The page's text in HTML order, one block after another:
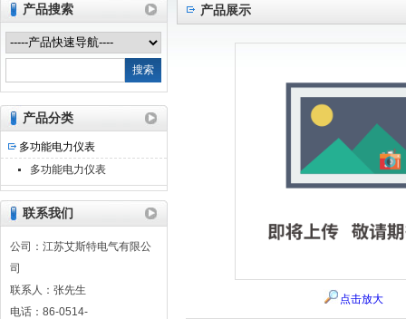
江苏艾斯特电气有限公司
产品搜索
产品分类
多功能电力仪表
多功能电力仪表
联系我们
公司：江苏艾斯特电气有限公
司
联系人：张先生
电话：86-0514-
产品展示
点击放大